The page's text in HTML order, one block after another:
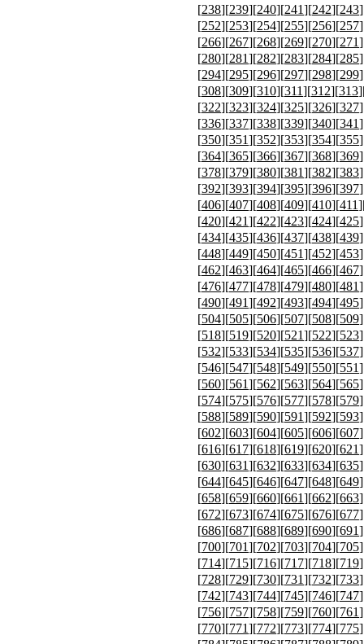
[238][239][240][241][242][243
[252][253][254][255][256][257
[266][267][268][269][270][271
[280][281][282][283][284][285
[294][295][296][297][298][299
[308][309][310][311][312][313
[322][323][324][325][326][327
[336][337][338][339][340][341
[350][351][352][353][354][355
[364][365][366][367][368][369
[378][379][380][381][382][383
[392][393][394][395][396][397
[406][407][408][409][410][411
[420][421][422][423][424][425
[434][435][436][437][438][439
[448][449][450][451][452][453
[462][463][464][465][466][467
[476][477][478][479][480][481
[490][491][492][493][494][495
[504][505][506][507][508][509
[518][519][520][521][522][523
[532][533][534][535][536][537
[546][547][548][549][550][551
[560][561][562][563][564][565
[574][575][576][577][578][579
[588][589][590][591][592][593
[602][603][604][605][606][607
[616][617][618][619][620][621
[630][631][632][633][634][635
[644][645][646][647][648][649
[658][659][660][661][662][663
[672][673][674][675][676][677
[686][687][688][689][690][691
[700][701][702][703][704][705
[714][715][716][717][718][719
[728][729][730][731][732][733
[742][743][744][745][746][747
[756][757][758][759][760][761
[770][771][772][773][774][775